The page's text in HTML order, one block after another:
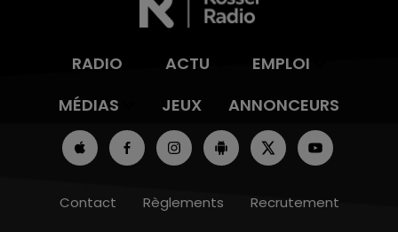
RADIO ACTU
EMPLOI
MÉDIAS
JEUX ANNONCEURS
Contact Règlements
Recrutement